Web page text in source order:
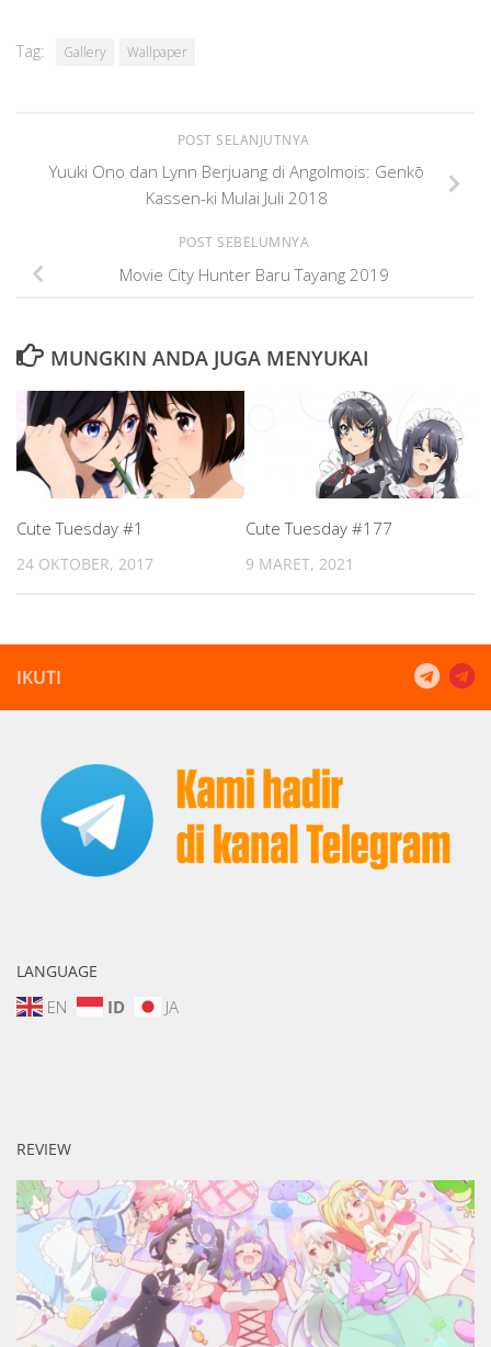
Tag: Gallery Wallpaper
POST SELANJUTNYA
Yuuki Ono dan Lynn Berjuang di Angolmois: Genkō
Kassen-ki Mulai Juli 2018
POST SEBELUMNYA
Movie City Hunter Baru Tayang 2019
MUNGKIN ANDA JUGA MENYUKAI
Cute Tuesday #1
24 OKTOBER, 2017
Cute Tuesday #177
9 MARET, 2021
IKUTI
LANGUAGE
EN ID JA
REVIEW